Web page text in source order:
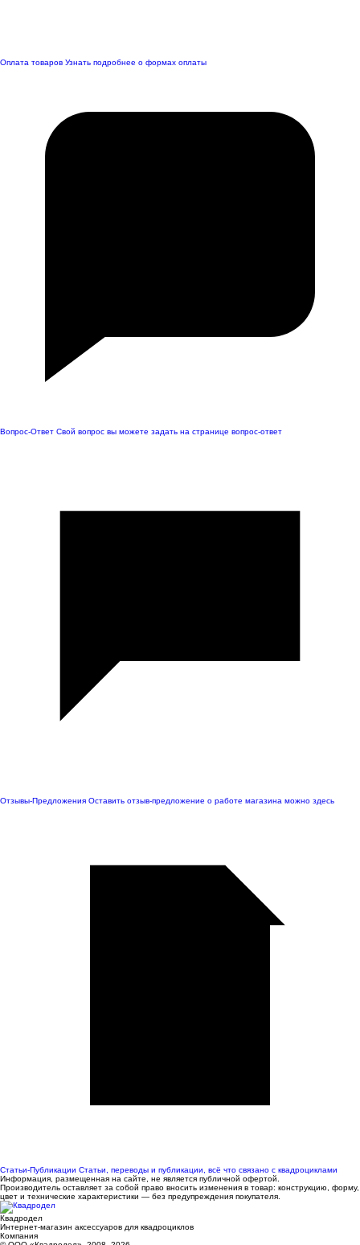
Оплата товаров Узнать подробнее о формах оплаты
Вопрос-Ответ Свой вопрос вы можете задать на странице вопрос-ответ
Отзывы-Предложения Оставить отзыв-предложение о работе магазина можно здесь
Статьи-Публикации Статьи, переводы и публикации, всё что связано с квадроциклами
Информация, размещенная на сайте, не является публичной офертой.
Производитель оставляет за собой право вносить изменения в товар: конструкцию, форму,
цвет и технические характеристики — без предупреждения покупателя.
Квадродел
Интернет-магазин аксессуаров для квадроциклов
Компания